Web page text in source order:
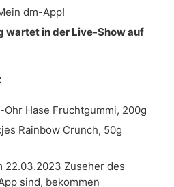
dm-App!
wartet in der Live-Show auf
Ohr Hase Fruchtgummi, 200g
Rainbow Crunch, 50g
22.03.2023 Zuseher des
sind, bekommen